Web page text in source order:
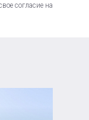
согласие на